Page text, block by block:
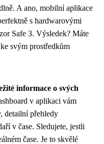
A ano, mobilní aplikace
s hardwarovými
Safe 3. Výsledek? Máte
svým prostředkům
informace o svých
v aplikaci vám
detailní přehledy
v čase. Sledujete, jestli
čase. Je to skvělé